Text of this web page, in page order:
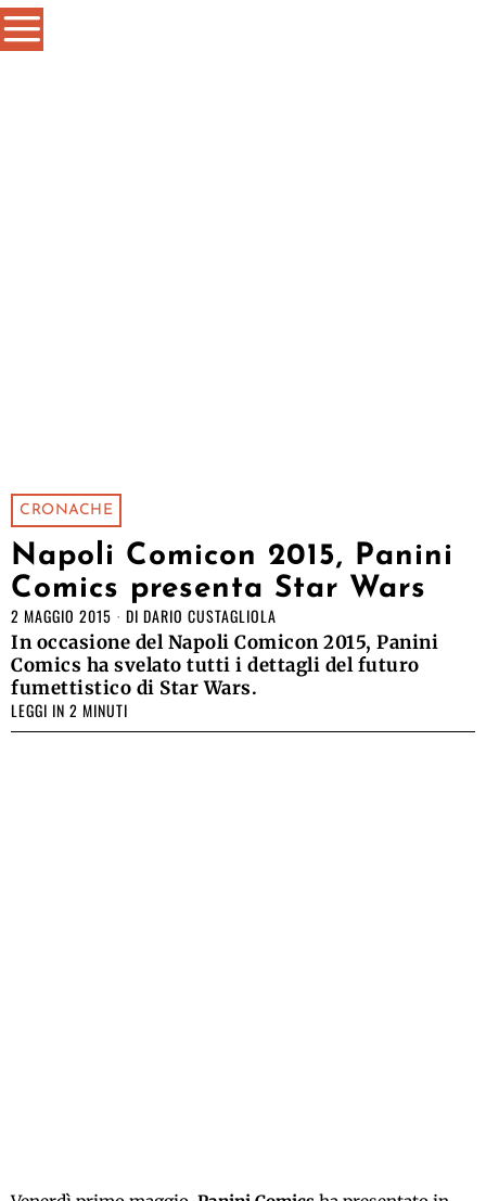
CRONACHE
Napoli Comicon 2015, Panini
Comics presenta Star Wars
2 MAGGIO 2015 DI DARIO CUSTAGLIOLA
In occasione del Napoli Comicon 2015, Panini
Comics ha svelato tutti i dettagli del futuro
fumettistico di Star Wars.
LEGGI IN 2 MINUTI